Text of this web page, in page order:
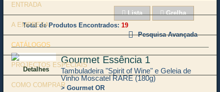
ENTRADA
A EMPRESA
CATÁLOGOS
PROJECTOS ESPECIAIS
COMO COMPRAR
Lista
Grelha
Total de Produtos Encontrados 19
Pesquisa Avançada
Detalhes
Gourmet Essência 1
Tambuladeira "Spirit of Wine" e Geleia de
Vinho Moscatel RARE (180g)
Gourmet OR